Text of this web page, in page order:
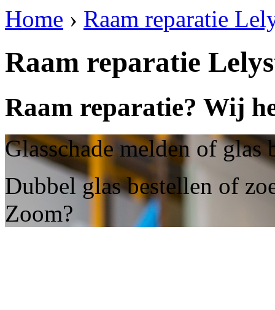
Home › Raam reparatie
Raam reparatie
Raam reparatie? Wij
Glasschade melden of
Dubbel glas bestellen of
Zoom?